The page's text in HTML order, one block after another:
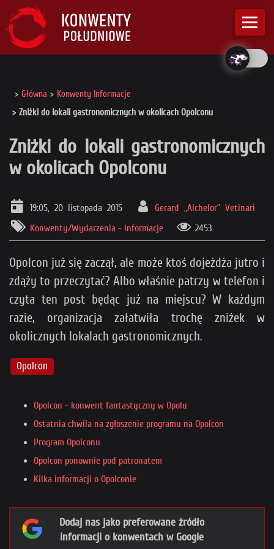
Główna
Konwenty Informacje
Zniżki do lokali gastronomicznych w okolicach Opolconu
Zniżki do lokali gastronomicznych
w okolicach Opolconu
19:05, 20 listopada 2015
Gerard „Alchelor” Vetinari
Konwenty/Wydarzenia - Informacje
2453
Opolcon już się zaczął, ale może ktoś dojeżdża jutro i
zdąży to przeczytać? Albo właśnie patrzy w telefon i
czyta ten post będąc już na miejscu? W każdym
razie, organizacja załatwiła trochę zniżek w
okolicznych lokalach gastronomicznych.
Opolcon
Opolcon - konwent fantastyczny w Opolu
Ostatnia chwila na zgłoszenie programu na Opolcon
Program Opolconu
Opolcon ponownie pod patronatem
Kilka informacji o Opolconie
Dodaj nas jako preferowane źródło
informacji o konwentach w Google